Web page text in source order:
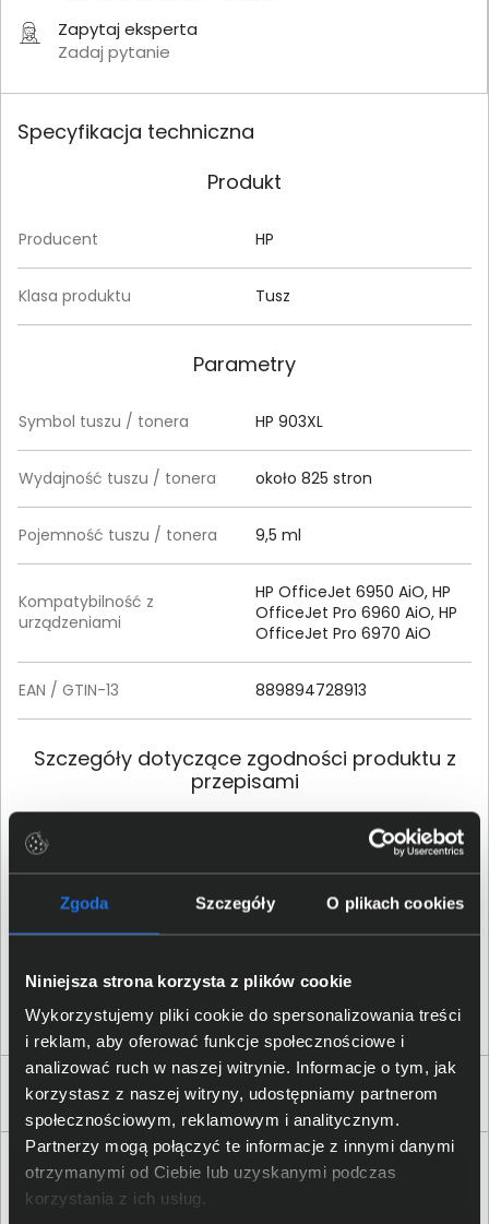
Zgoda Szczegóły O plikach cookies
Niniejsza strona korzysta z plików cookie
Wykorzystujemy pliki cookie do spersonalizowania treści
i reklam, aby oferować funkcje społecznościowe i
analizować ruch w naszej witrynie. Informacje o tym, jak
korzystasz z naszej witryny, udostępniamy partnerom
społecznościowym, reklamowym i analitycznym.
Partnerzy mogą połączyć te informacje z innymi danymi
otrzymanymi od Ciebie lub uzyskanymi podczas
korzystania z ich usług.
Zapytaj eksperta
Zadaj pytanie
Specyfikacja techniczna
Produkt
Producent HP
Klasa produktu Tusz
Parametry
Symbol tuszu / tonera HP 903XL
Wydajność tuszu / tonera około 825 stron
Pojemność tuszu / tonera 9,5 ml
Kompatybilność z
urządzeniami
HP OfficeJet 6950 AiO, HP
OfficeJet Pro 6960 AiO, HP
OfficeJet Pro 6970 AiO
EAN / GTIN-13 889894728913
Szczegóły dotyczące zgodności produktu z
przepisami
Dane producenta
HP Inc.; 1501 Page Mill Road,
Palo Alto, CA 94304, United
States; Phone:+ 1 650-857-
1501
produkt
Barcelona, Spain; Email
Produkty podobne